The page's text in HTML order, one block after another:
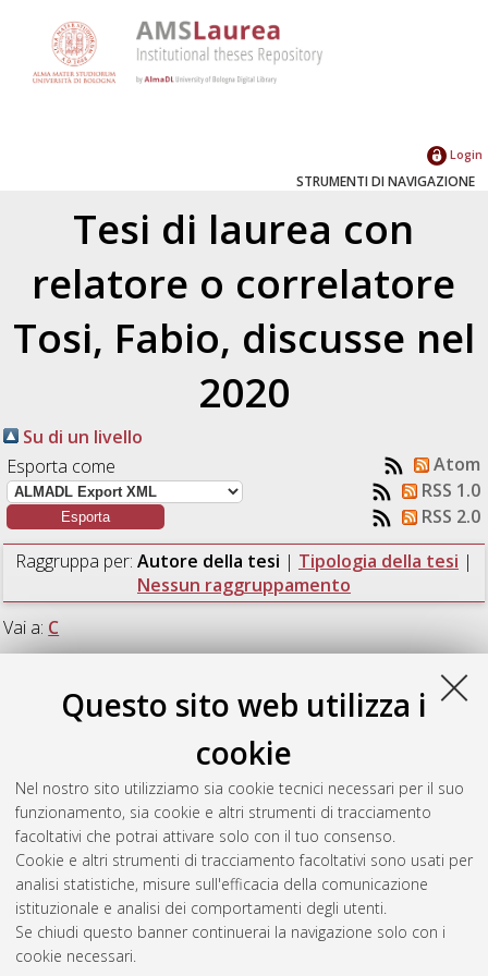
Questo sito web utilizza i
cookie
Nel nostro sito utilizziamo sia cookie tecnici necessari per il suo
funzionamento, sia cookie e altri strumenti di tracciamento
facoltativi che potrai attivare solo con il tuo consenso.
Cookie e altri strumenti di tracciamento facoltativi sono usati per
analisi statistiche, misure sull'efficacia della comunicazione
istituzionale e analisi dei comportamenti degli utenti.
Se chiudi questo banner continuerai la navigazione solo con i
cookie necessari.
Login
STRUMENTI DI NAVIGAZIONE
Tesi di laurea con
relatore o correlatore
Tosi, Fabio, discusse nel
2020
Su di un livello
Esporta come
Atom
RSS 1.0
RSS 2.0
Raggruppa per: Autore della tesi | Tipologia della tesi |
Nessun raggruppamento
Vai a: C
Conti, Andrea (2020)Diving between depth prediction and
depth completion.[Laurea magistrale], Università di Bologna,
Corso di Studio inIngegneria informatica [LM-DM270]
Documento full-text non disponibile
Questa lista e' stata generata ilFri Aug 7 18:27:28 2026 CEST